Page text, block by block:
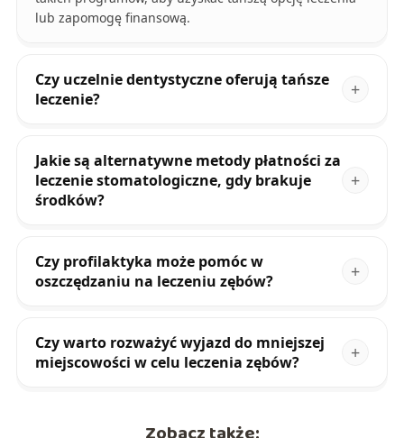
lub zapomogę finansową.
Czy uczelnie dentystyczne oferują tańsze
leczenie?
Jakie są alternatywne metody płatności za
leczenie stomatologiczne, gdy brakuje
środków?
Czy profilaktyka może pomóc w
oszczędzaniu na leczeniu zębów?
Czy warto rozważyć wyjazd do mniejszej
miejscowości w celu leczenia zębów?